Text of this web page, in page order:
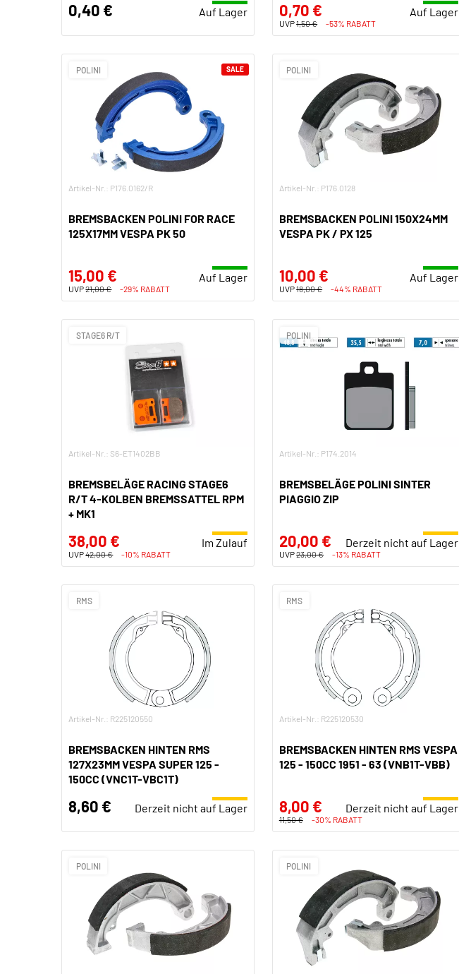
0,40 € Auf Lager 0,70 € Auf Lager
UVP1,50 € -53% RABATT
POLINI
Artikel-Nr.: P176.0162/R
BREMSBACKEN POLINI FOR RACE
125X17MM VESPA PK 50
15,00 € Auf Lager
UVP21,00 € -29% RABATT
SALE POLINI
Artikel-Nr.: P176.0128
BREMSBACKEN POLINI 150X24MM
VESPA PK / PX 125
10,00 € Auf Lager
UVP18,00 € -44% RABATT
STAGE6 R/T
Artikel-Nr.: S6-ET1402BB
BREMSBELÄGE RACING STAGE6
R/T 4-KOLBEN BREMSSATTEL RPM
+ MK1
38,00 € Im Zulauf
UVP42,00 € -10% RABATT
POLINI
Artikel-Nr.: P174.2014
BREMSBELÄGE POLINI SINTER
PIAGGIO ZIP
20,00 € Derzeit nicht auf Lager
UVP23,00 € -13% RABATT
RMS
Artikel-Nr.: R225120550
BREMSBACKEN HINTEN RMS
127X23MM VESPA SUPER 125 -
150CC (VNC1T-VBC1T)
8,60 € Derzeit nicht auf Lager
RMS
Artikel-Nr.: R225120530
BREMSBACKEN HINTEN RMS VESPA
125 - 150CC 1951 - 63 (VNB1T-VBB)
8,00 € Derzeit nicht auf Lager
11,50 € -30% RABATT
POLINI POLINI